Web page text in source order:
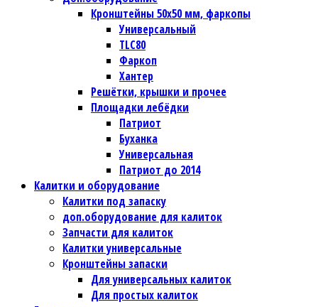
Кронштейны 50х50 мм, фаркопы
Универсальный
TLC80
Фаркоп
Хантер
Решётки, крышки и прочее
Площадки лебёдки
Патриот
Буханка
Универсальная
Патриот до 2014
Калитки и оборудование
Калитки под запаску
доп.оборудование для калиток
Запчасти для калиток
Калитки универсальные
Кронштейны запаски
Для универсальных калиток
Для простых калиток